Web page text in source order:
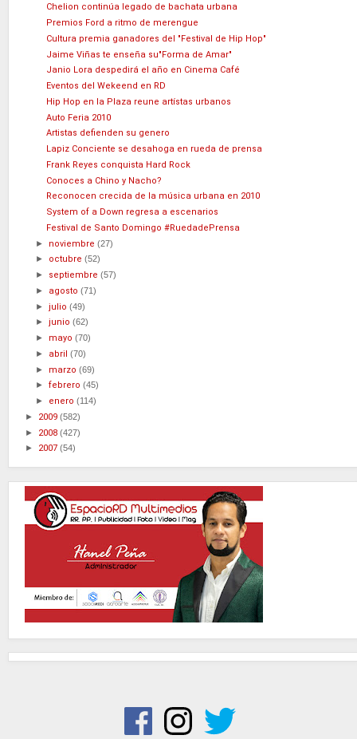
Chelion continúa legado de bachata urbana
Premios Ford a ritmo de merengue
Cultura premia ganadores del "Festival de Hip Hop"
Jaime Viñas te enseña su"Forma de Amar"
Janio Lora despedirá el año en Cinema Café
Eventos del Wekeend en RD
Hip Hop en la Plaza reune artístas urbanos
Auto Feria 2010
Artistas defienden su genero
Lapiz Conciente se desahoga en rueda de prensa
Frank Reyes conquista Hard Rock
Conoces a Chino y Nacho?
Reconocen crecida de la música urbana en 2010
System of a Down regresa a escenarios
Festival de Santo Domingo #RuedadePrensa
► noviembre(27)
► octubre(52)
► septiembre(57)
► agosto(71)
►julio(49)
►junio(62)
► mayo(70)
► abril(70)
► marzo(69)
►febrero(45)
► enero(114)
► 2009 (582)
► 2008 (427)
► 2007 (54)